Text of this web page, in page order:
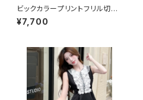
ビックカラープリントフリル切り
替えワンピース
¥7,700